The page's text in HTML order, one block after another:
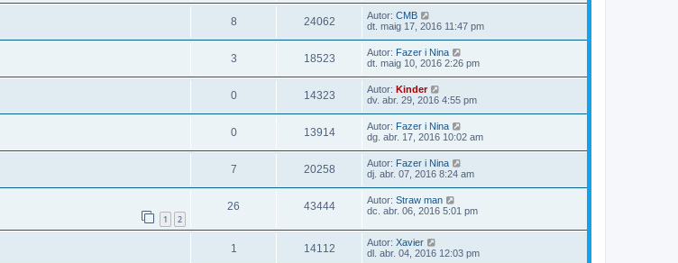
8 24062 Autor: CMB
dt. maig 17, 2016 11:47 pm
3 18523 Autor: Fazer i Nina
dt. maig 10, 2016 2:26 pm
0 14323 Autor: Kinder
dv. abr. 29, 2016 4:55 pm
0 13914 Autor: Fazer i Nina
dg. abr. 17, 2016 10:02 am
7 20258 Autor: Fazer i Nina
dj. abr. 07, 2016 8:24 am
1 2
26 43444 Autor: Straw man
dc. abr. 06, 2016 5:01 pm
1 14112 Autor: Xavier
dl. abr. 04, 2016 12:03 pm